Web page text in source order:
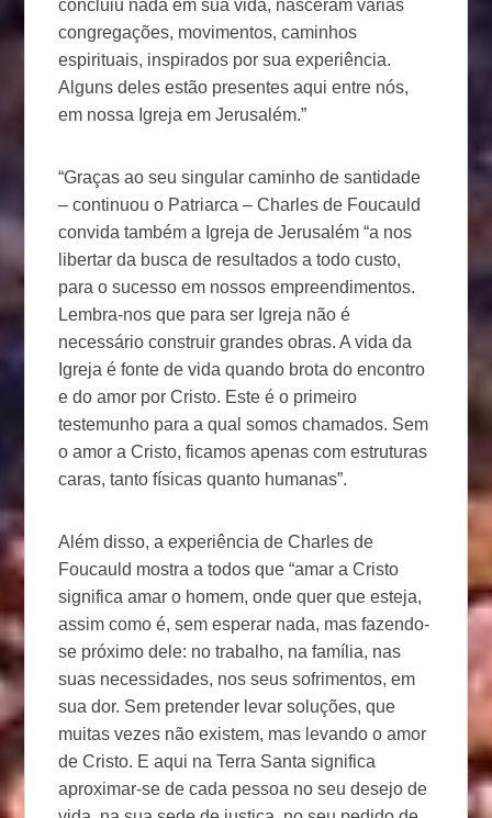
concluiu nada em sua vida, nasceram várias
congregações, movimentos, caminhos
espirituais, inspirados por sua experiência.
Alguns deles estão presentes aqui entre nós,
em nossa Igreja em Jerusalém.”
“Graças ao seu singular caminho de santidade
– continuou o Patriarca – Charles de Foucauld
convida também a Igreja de Jerusalém “a nos
libertar da busca de resultados a todo custo,
para o sucesso em nossos empreendimentos.
Lembra-nos que para ser Igreja não é
necessário construir grandes obras. A vida da
Igreja é fonte de vida quando brota do encontro
e do amor por Cristo. Este é o primeiro
testemunho para a qual somos chamados. Sem
o amor a Cristo, ficamos apenas com estruturas
caras, tanto físicas quanto humanas”.
Além disso, a experiência de Charles de
Foucauld mostra a todos que “amar a Cristo
significa amar o homem, onde quer que esteja,
assim como é, sem esperar nada, mas fazendo-
se próximo dele: no trabalho, na família, nas
suas necessidades, nos seus sofrimentos, em
sua dor. Sem pretender levar soluções, que
muitas vezes não existem, mas levando o amor
de Cristo. E aqui na Terra Santa significa
aproximar-se de cada pessoa no seu desejo de